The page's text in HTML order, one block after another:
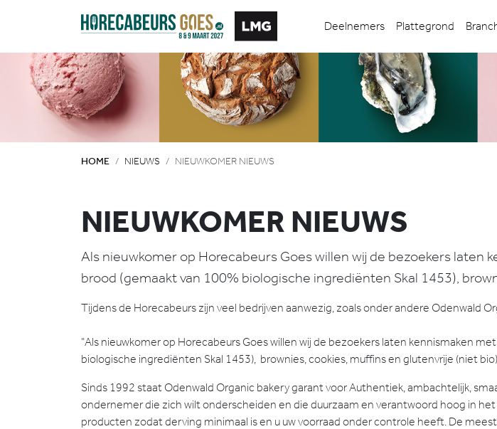
Deelnemers Plattegrond
HOME NIEUWS NIEUWKOMER NIEUWS
NIEUWKOMER NIEUWS
Als nieuwkomer op Horecabeurs Goes willen wij de bezoekers
brood (gemaakt van 100% biologische ingrediënten Skal 1453),
Tijdens de Horecabeurs zijn veel bedrijven aanwezig, zoals onder andere Odenwald
"Als nieuwkomer op Horecabeurs Goes willen wij de bezoekers laten kennismaken
biologische ingrediënten Skal 1453), brownies, cookies, muffins en glutenvrije (niet
Sinds 1992 staat Odenwald Organic bakery garant voor Authentiek, ambachtelijk,
ondernemer die zich wilt onderscheiden en die duurzaam en verantwoord hoog in
producten zodat derving minimaal is en u uw voorraad onder controle heeft. De